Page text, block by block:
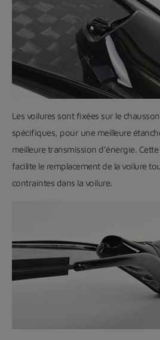
Les voilures sont fixées sur le
spécifiques, pour une meilleure
meilleure transmission d’énergie.
facilite le remplacement de la voilure
contraintes dans la voilure.